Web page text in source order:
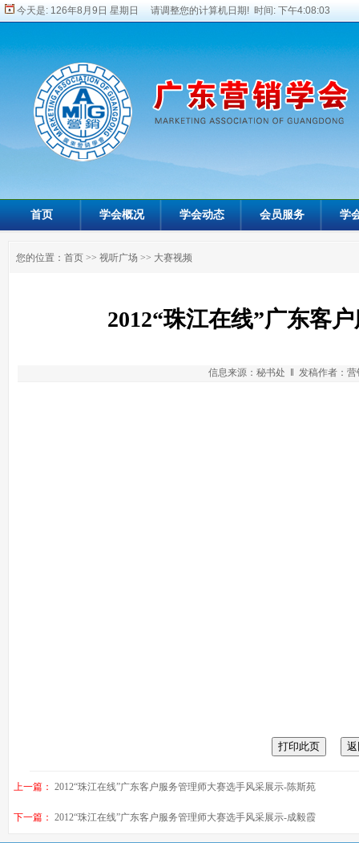
今天是: 126年8月9日 星期日 请调整您的计算机日期! 时间: 下午4:08:03
首页 学会概况 学会动态 会员服务 学
您的位置： 首页 >> 视听广场 >> 大赛视频
2012“珠江在线”广东客
信息来源：秘书处 ‖ 发稿作者：
上一篇： 2012“珠江在线”广东客户服务管理师大赛选手风采展示-陈斯苑
下一篇： 2012“珠江在线”广东客户服务管理师大赛选手风采展示-成毅霞